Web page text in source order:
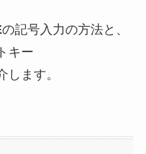
の記号入力の方法と、
キー
ます。